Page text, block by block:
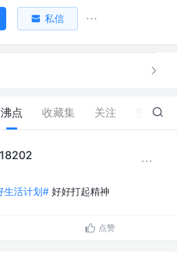
私信
沸点 收藏集 关注 28
生活计划# 好好打起精神
点赞